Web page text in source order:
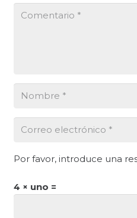
Por favor, introduce una
4 × uno =